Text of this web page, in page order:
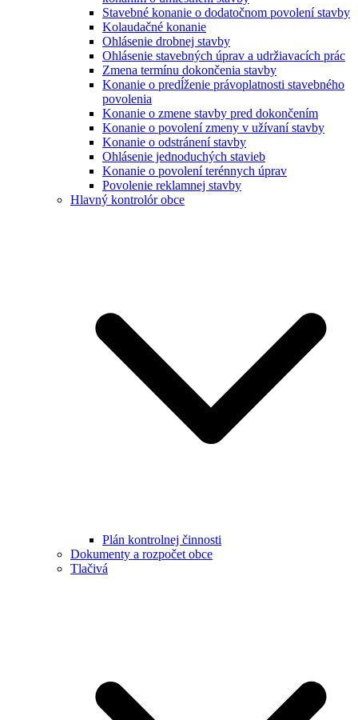
Stavebné konanie o dodatočnom povolení stavby
Kolaudačné konanie
Ohlásenie drobnej stavby
Ohlásenie stavebných úprav a udržiavacích prác
Zmena termínu dokončenia stavby
Konanie o predĺženie právoplatnosti stavebného
povolenia
Konanie o zmene stavby pred dokončením
Konanie o povolení zmeny v užívaní stavby
Konanie o odstránení stavby
Ohlásenie jednoduchých stavieb
Konanie o povolení terénnych úprav
Povolenie reklamnej stavby
Hlavný kontrolór obce
Plán kontrolnej činnosti
Dokumenty a rozpočet obce
Tlačivá